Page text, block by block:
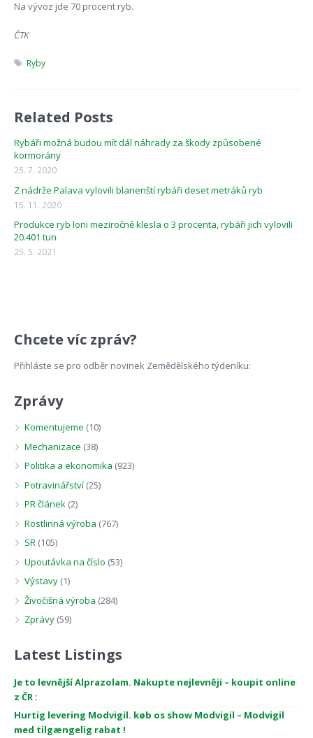
Na vývoz jde 70 procent ryb.
ČTK
Ryby
Related Posts
Rybáři možná budou mít dál náhrady za škody způsobené
kormorány
25. 7. 2020
Z nádrže Palava vylovili blanenští rybáři deset metráků ryb
15. 11. 2020
Produkce ryb loni meziročně klesla o 3 procenta, rybáři jich vylovili
20.401 tun
25. 5. 2021
Chcete víc zpráv?
Přihláste se pro odběr novinek Zemědělského týdeníku:
Zprávy
Komentujeme (10)
Mechanizace (38)
Politika a ekonomika (923)
Potravinářství (25)
PR článek (2)
Rostlinná výroba (767)
SR (105)
Upoutávka na číslo (53)
Výstavy (1)
Živočišná výroba (284)
Zprávy (59)
Latest Listings
Je to levnější Alprazolam. Nakupte nejlevněji – koupit online
z ČR :
Hurtig levering Modvigil. køb os show Modvigil – Modvigil
med tilgængelig rabat !